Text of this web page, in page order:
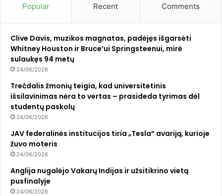
Popular Recent Comments
Clive Davis, muzikos magnatas, padėjęs išgarsėti
Whitney Houston ir Bruce’ui Springsteenui, mirė
sulaukęs 94 metų
24/06/2026
Trečdalis žmonių teigia, kad universitetinis
išsilavinimas nėra to vertas – prasideda tyrimas dėl
studentų paskolų
24/06/2026
JAV federalinės institucijos tiria „Tesla“ avariją, kurioje
žuvo moteris
24/06/2026
Anglija nugalėjo Vakarų Indijas ir užsitikrino vietą
pusfinalyje
24/06/2026